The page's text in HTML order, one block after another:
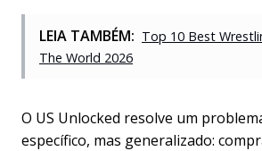
LEIA TAMBÉM: Top 10 Best
The World 2026
O US Unlocked resolve um
específico, mas generalizado: